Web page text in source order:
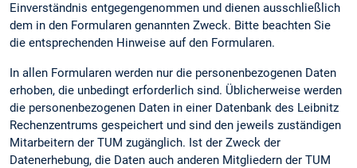
Einverständnis entgegengenommen und dienen ausschließlich
dem in den Formularen genannten Zweck. Bitte beachten Sie
die entsprechenden Hinweise auf den Formularen.
In allen Formularen werden nur die personenbezogenen Daten
erhoben, die unbedingt erforderlich sind. Üblicherweise werden
die personenbezogenen Daten in einer Datenbank des Leibnitz
Rechenzentrums gespeichert und sind den jeweils zuständigen
Mitarbeitern der TUM zugänglich. Ist der Zweck der
Datenerhebung, die Daten auch anderen Mitgliedern der TUM